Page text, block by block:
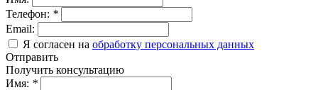
Телефон: *
Email:
Я согласен на обработку персональных данных
Отправить
Получить консультацию
Имя: *